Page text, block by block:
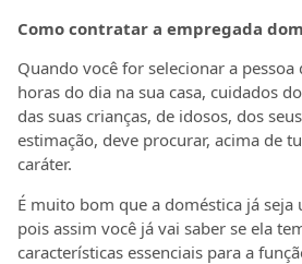
Como contratar a empregada
Quando você for selecionar a pessoa
horas do dia na sua casa, cuidados
das suas crianças, de idosos, dos
estimação, deve procurar, acima de
caráter.
É muito bom que a doméstica já seja
pois assim você já vai saber se ela
características essenciais para a